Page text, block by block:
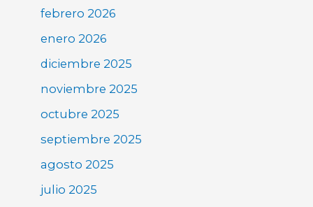
febrero 2026
enero 2026
diciembre 2025
noviembre 2025
octubre 2025
septiembre 2025
agosto 2025
julio 2025